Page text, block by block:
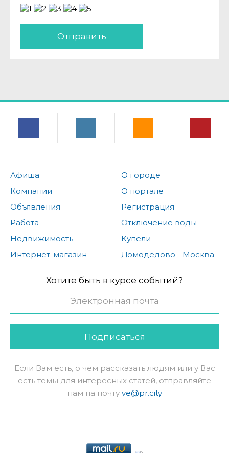
Отправить
Афиша
Компании
Объявления
Работа
Недвижимость
Интернет-магазин
О городе
О портале
Регистрация
Отключение воды
Купели
Домодедово - Москва
Хотите быть в курсе событий?
Подписаться
Если Вам есть, о чем рассказать людям или у Вас
есть темы для интересных статей, отправляйте
нам на почту ve@pr.city